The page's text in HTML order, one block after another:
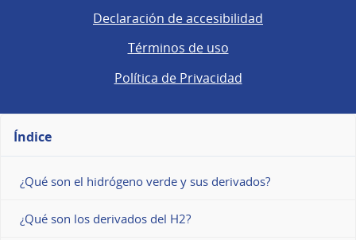
Declaración de accesibilidad
Términos de uso
Política de Privacidad
Índice
¿Qué son el hidrógeno verde y sus derivados?
¿Qué son los derivados del H2?